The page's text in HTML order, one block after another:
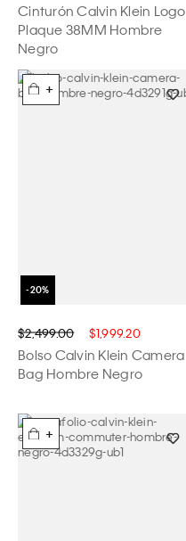
Cinturón Calvin Klein Logo
Plaque 38MM Hombre
Negro
+
$2,499.00 $1,999.20
Bolso Calvin Klein Camera
Bag Hombre Negro
+